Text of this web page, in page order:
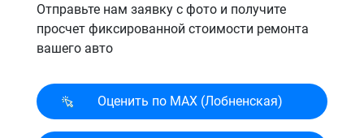
Отправьте нам заявку с фото и получите
просчет фиксированной стоимости ремонта
вашего авто
Оценить по MAX (Лобненская)